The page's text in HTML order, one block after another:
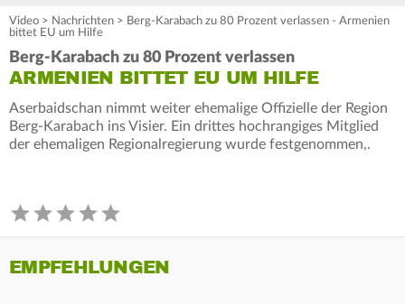
Video > Nachrichten > Berg-Karabach zu 80 Prozent verlassen - Armenien
bittet EU um Hilfe
Berg-Karabach zu 80 Prozent verlassen
ARMENIEN BITTET EU UM HILFE
Aserbaidschan nimmt weiter ehemalige Offizielle der Region
Berg-Karabach ins Visier. Ein drittes hochrangiges Mitglied
der ehemaligen Regionalregierung wurde festgenommen,.
EMPFEHLUNGEN